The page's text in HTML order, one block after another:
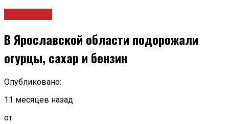
В Ярославской области подорожали
огурцы, сахар и бензин
Опубликовано:
11 месяцев назад
от